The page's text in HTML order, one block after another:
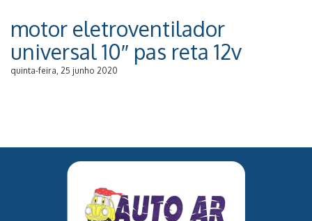
motor eletroventilador
universal 10″ pas reta 12v
quinta-feira, 25 junho 2020